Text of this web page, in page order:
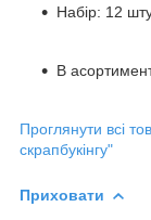
Набір: 12
В
Проглянути всі
скрапбукінгу"
Приховати